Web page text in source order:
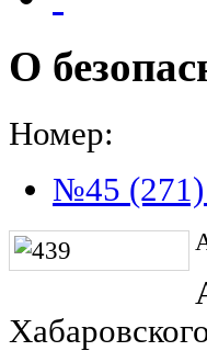
О
Номер:
№45 (271)